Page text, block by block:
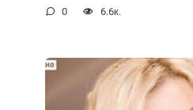
0 6.6к.